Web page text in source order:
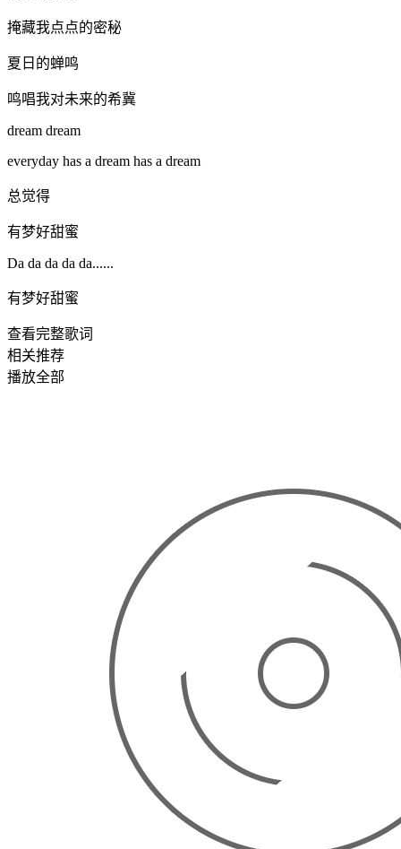
掩藏我点点的密秘
夏日的蝉鸣
鸣唱我对未来的希冀
dream dream
everyday has a dream has a dream
总觉得
有梦好甜蜜
Da da da da da......
有梦好甜蜜
查看完整歌词
相关推荐
播放全部